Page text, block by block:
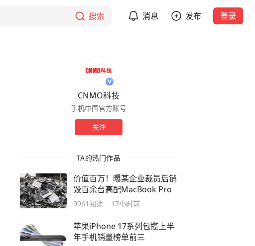
搜索 消息 发布 登录
CNMO科技
手机中国官方账号
关注
TA的热门作品
价值百万！曝某企业裁员后销
毁百余台高配MacBook Pro
9961 阅读 17小时前
苹果iPhone 17系列包揽上半
年手机销量榜单前三